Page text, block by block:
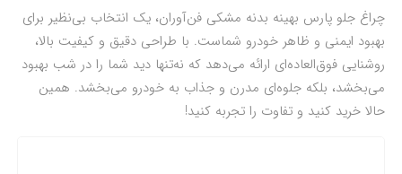
چراغ جلو پارس بهینه بدنه مشکی فن‌آوران، یک انتخاب بی‌نظیر برای
بهبود ایمنی و ظاهر خودرو شماست. با طراحی دقیق و کیفیت بالا،
روشنایی فوق‌العاده‌ای ارائه می‌دهد که نه‌تنها دید شما را در شب بهبود
می‌بخشد، بلکه جلوه‌ای مدرن و جذاب به خودرو می‌بخشد. همین
حالا خرید کنید و تفاوت را تجربه کنید!